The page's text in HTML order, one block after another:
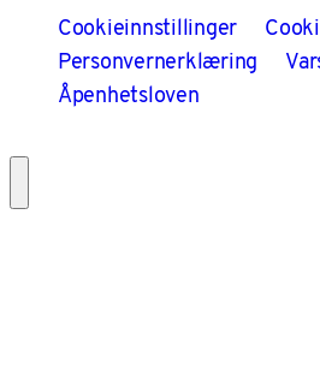
Cookieinnstillinger
Personvernerklæring
Åpenhetsloven